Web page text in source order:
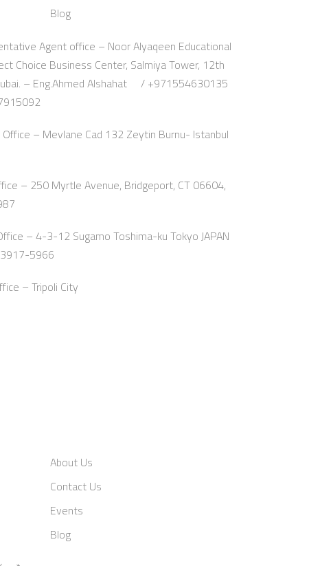
Blog
Agent office – Noor Alyaqeen Educational
Choice Business Center, Salmiya Tower, 12th
– Eng.Ahmed Alshahat / +971554630135
– Mevlane Cad 132 Zeytin Burnu- Istanbul
– 250 Myrtle Avenue, Bridgeport, CT 06604,
– 4-3-12 Sugamo Toshima-ku Tokyo JAPAN
5966
– Tripoli City
About Us
Contact Us
Events
Blog